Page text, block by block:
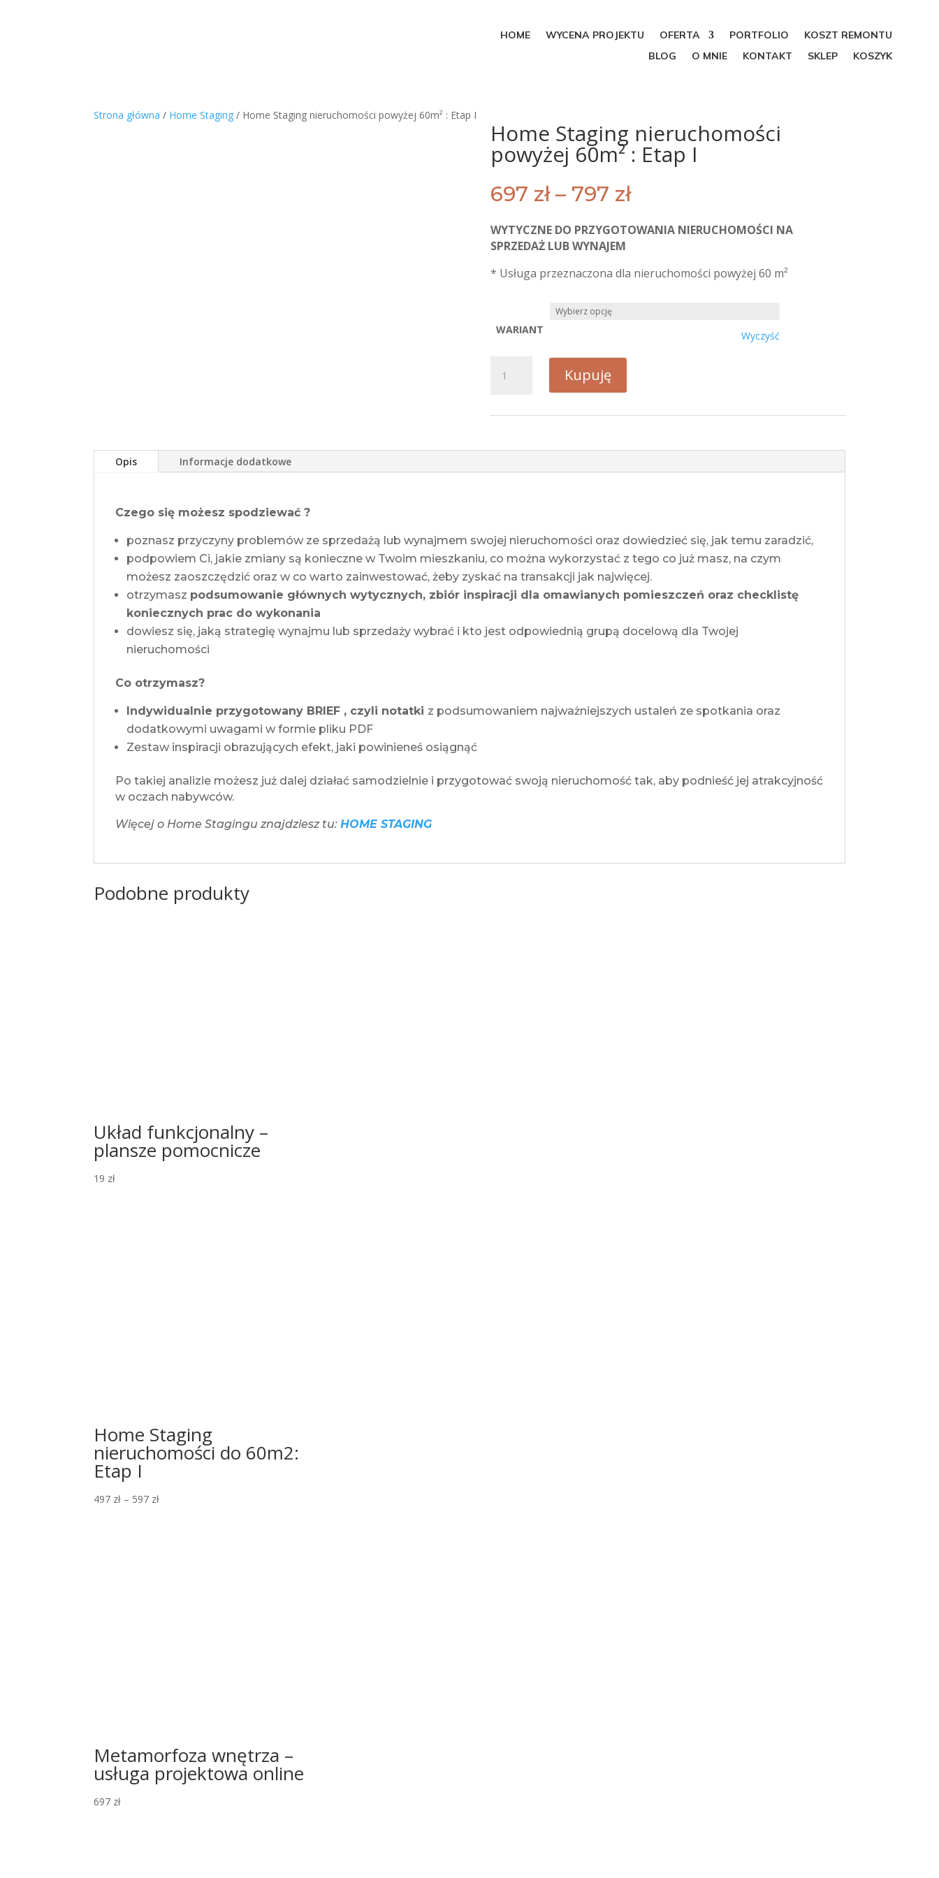
HOME WYCENA PROJEKTU OFERTA PORTFOLIO
KOSZT REMONTU
BLOG
O MNIE KONTAKT SKLEP KOSZYK
Strona główna / Home Staging / Home Staging nieruchomości powyżej 60m² : Etap I
Home Staging nieruchomości
powyżej 60m² : Etap I
697 zł– 797 zł
WYTYCZNE DO PRZYGOTOWANIA NIERUCHOMOŚCI NA
SPRZEDAŻ LUB WYNAJEM
* Usługa przeznaczona dla nieruchomości powyżej 60 m²
WARIANT Wyczyść
Home
Etap
Kupuję
Opis Informacje dodatkowe
Czego się możesz spodziewać ?
poznasz przyczyny problemów ze sprzedażą lub wynajmem swojej nieruchomości oraz dowiedzieć się, jak temu zaradzić,
podpowiem Ci, jakie zmiany są konieczne w Twoim mieszkaniu, co można wykorzystać z tego co już masz, na czym
możesz zaoszczędzić oraz w co warto zainwestować, żeby zyskać na transakcji jak najwięcej.
otrzymasz podsumowanie głównych wytycznych, zbiór inspiracji dla omawianych pomieszczeń oraz checklistę
koniecznych prac do wykonania
dowiesz się, jaką strategię wynajmu lub sprzedaży wybrać i kto jest odpowiednią grupą docelową dla Twojej
nieruchomości
Co otrzymasz?
Indywidualnie przygotowany BRIEF , czyli notatki z podsumowaniem najważniejszych ustaleń ze spotkania oraz
dodatkowymi uwagami w formie pliku PDF
Zestaw inspiracji obrazujących efekt, jaki powinieneś osiągnąć
Po takiej analizie możesz już dalej działać samodzielnie i przygotować swoją nieruchomość tak, aby podnieść jej atrakcyjność
w oczach nabywców.
Więcej o Home Stagingu znajdziesz tu:HOME STAGING
Podobne produkty
Układ funkcjonalny –
plansze pomocnicze
19 zł
Home Staging
nieruchomości do 60m2:
Etap I
497 zł – 597 zł
Metamorfoza wnętrza –
usługa projektowa online
697 zł